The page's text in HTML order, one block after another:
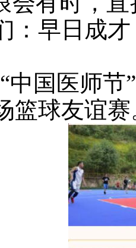
：早日成
中国医师
篮球友谊赛